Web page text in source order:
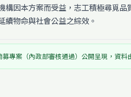
構因本方案而受益，志工積極尋覓
續物命與社會公益之綜效。
專案（內政部審核通過）公開呈現，資料